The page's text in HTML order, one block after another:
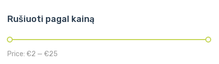
Rušiuoti pagal kainą
Price: €2 — €25